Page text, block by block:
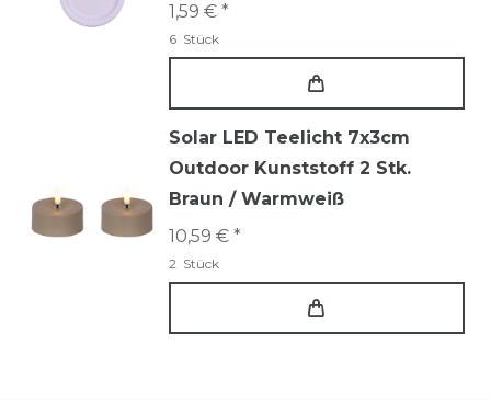
1,59 € *
6 Stück
Solar LED Teelicht 7x3cm
Outdoor Kunststoff 2 Stk.
Braun / Warmweiß
10,59 € *
2 Stück